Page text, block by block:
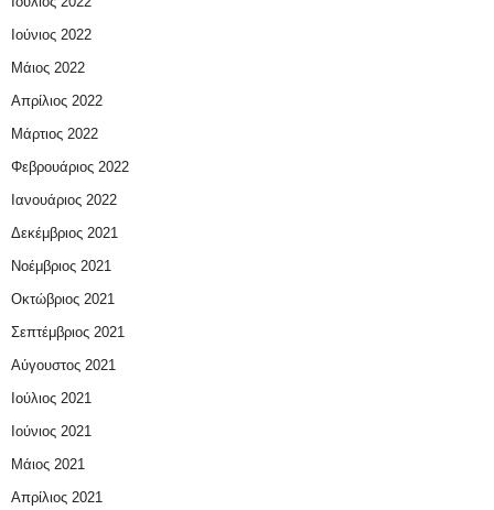
Ιούνιος 2022
Μάιος 2022
Απρίλιος 2022
Μάρτιος 2022
Φεβρουάριος 2022
Ιανουάριος 2022
Δεκέμβριος 2021
Νοέμβριος 2021
Οκτώβριος 2021
Σεπτέμβριος 2021
Αύγουστος 2021
Ιούλιος 2021
Ιούνιος 2021
Μάιος 2021
Απρίλιος 2021